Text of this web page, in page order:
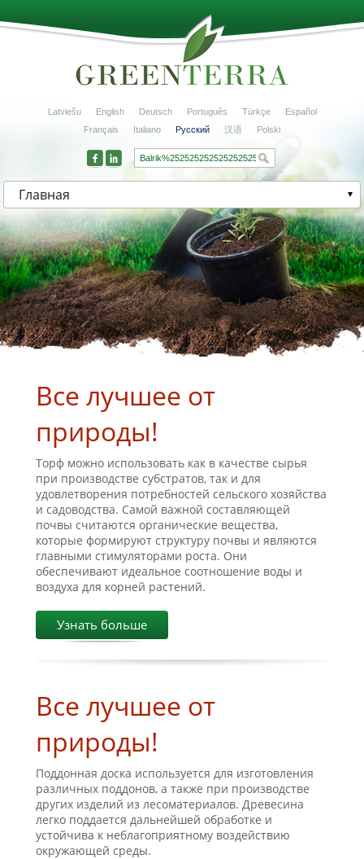
Latviešu English Deutsch Português Türkçe
Español
Français
Italiano Русский 汉语 Polski
Главная
Все лучшее от
природы!
Торф можно использовать как в качестве сырья
при производстве субстратов, так и для
удовлетворения потребностей сельского хозяйства
и садоводства. Самой важной составляющей
почвы считаются органические вещества,
которые формируют структуру почвы и являются
главными стимуляторами роста. Они
обеспечивают идеальное соотношение воды и
воздуха для корней растений.
Узнать больше
Все лучшее от
природы!
Поддонная доска используется для изготовления
различных поддонов, а также при производстве
других изделий из лесоматериалов. Древесина
легко поддается дальнейшей обработке и
устойчива к неблагоприятному воздействию
окружающей среды.